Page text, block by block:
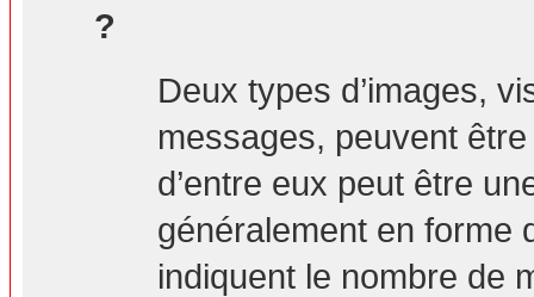
?
Deux types d’images,
messages, peuvent être
d’entre eux peut être
généralement en forme
indiquent le nombre de